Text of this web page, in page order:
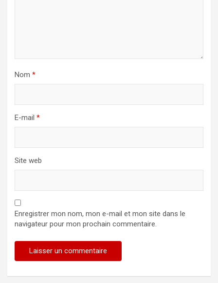
Nom *
E-mail *
Site web
Enregistrer mon nom, mon e-mail et mon site dans le
navigateur pour mon prochain commentaire.